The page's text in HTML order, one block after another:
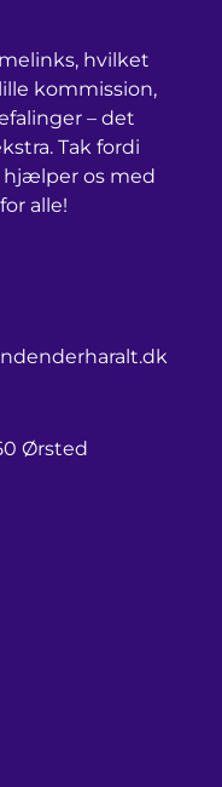
hvilket
kommission,
– det
Tak fordi
hjælper os med
alle!
Ørsted